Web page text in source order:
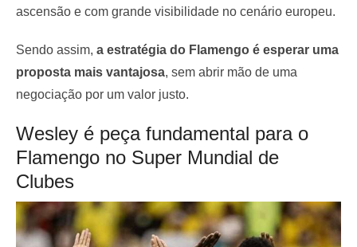
ascensão e com grande visibilidade no cenário europeu.
Sendo assim, a estratégia do Flamengo é esperar uma
proposta mais vantajosa, sem abrir mão de uma
negociação por um valor justo.
Wesley é peça fundamental para o
Flamengo no Super Mundial de
Clubes